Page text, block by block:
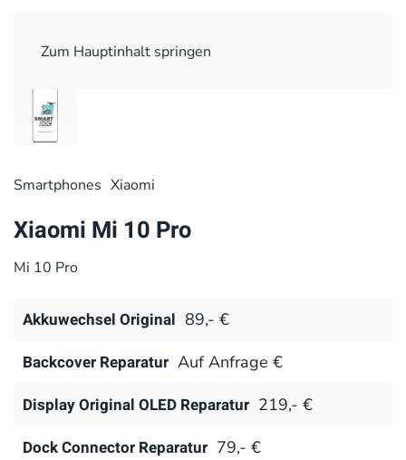
Zum Hauptinhalt springen
Smart­phones Xiaomi
Xiaomi Mi 10 Pro
Mi 10 Pro
Akkuwechsel Original 89,- €
Backcover Reparatur Auf Anfrage €
Display Original OLED Reparatur 219,- €
Dock Connector Reparatur 79,- €